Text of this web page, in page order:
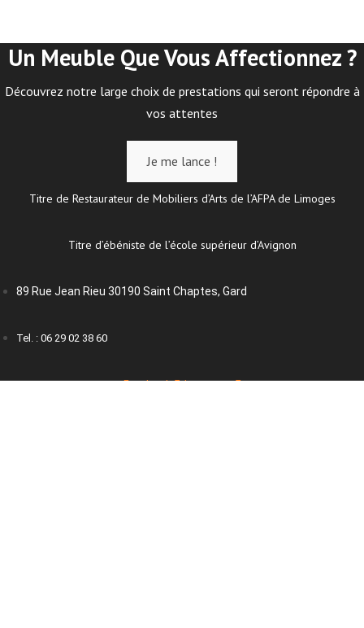
Un Meuble Que Vous Affectionnez ?
Découvrez notre large choix de prestations qui seront répondre à
vos attentes
Je me lance !
Titre de Restaurateur de Mobiliers d’Arts de l’AFPA de Limoges
Titre d’ébéniste de l’école supérieur d’Avignon
89 Rue Jean Rieu 30190 Saint Chaptes, Gard
Tel. : 06 29 02 38 60
Facebook Instagram